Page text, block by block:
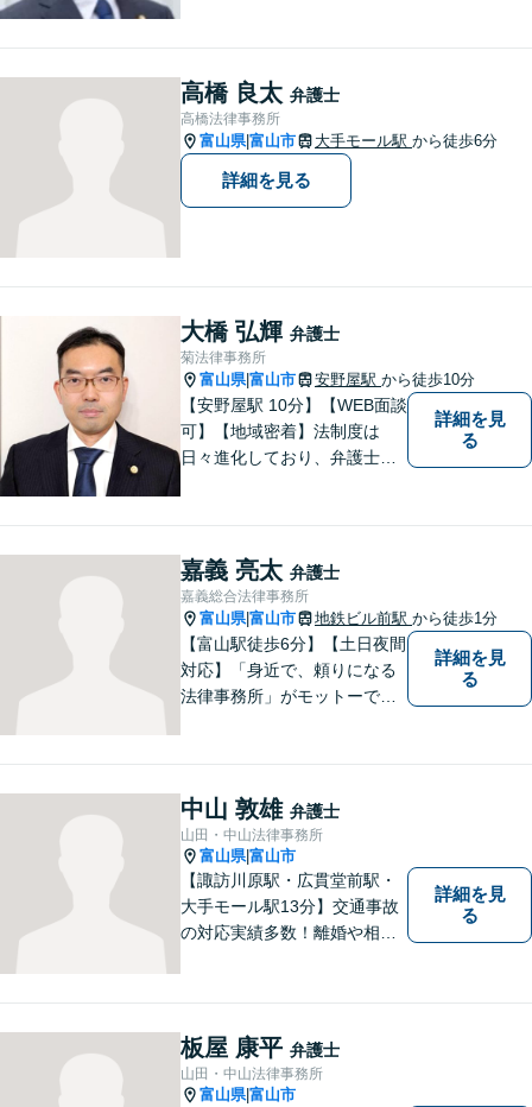
を解決するため、迅速かつ丁
寧にサポートいたします。
【夜間対応可能】
高橋 良太 弁護士
高橋法律事務所
富山県|富山市 大手モール駅 から徒歩6分
詳細を見る
大橋 弘輝 弁護士
菊法律事務所
富山県|富山市 安野屋駅 から徒歩10分
【安野屋駅 10分】【WEB面談
可】【地域密着】法制度は
日々進化しており、弁護士に
の声にしっかり耳を傾ける姿
勢は変わりません。
詳細を見
る
嘉義 亮太 弁護士
嘉義総合法律事務所
富山県|富山市 地鉄ビル前駅 から徒歩1分
【富山駅徒歩6分】【土日夜間
対応】「身近で、頼りになる
法律事務所」がモットーで
す。お悩みになる前に、ご相
談ください。【24Hメール受
付】
詳細を見
る
中山 敦雄 弁護士
山田・中山法律事務所
富山県|富山市
【諏訪川原駅・広貫堂前駅・
大手モール駅13分】交通事故
の対応実績多数！離婚や相続
抱える前に、私と一緒に最善
策がないか考えてみません
か？【複数弁護士在籍】
詳細を見
る
板屋 康平 弁護士
山田・中山法律事務所
富山県|富山市